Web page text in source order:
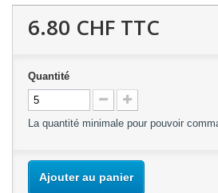
6.80 CHF TTC
Quantité
La quantité minimale pour pouvoir
Ajouter au panier